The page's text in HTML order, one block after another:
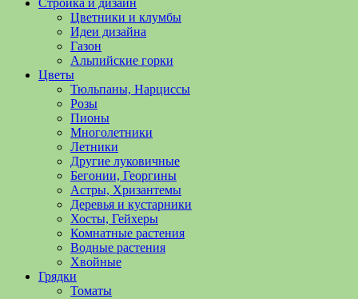
выращивании
Стройка и дизайн
Цветники и клумбы
Идеи дизайна
Газон
Альпийские горки
Цветы
Тюльпаны, Нарциссы
Розы
Пионы
Многолетники
Летники
Другие луковичные
Бегонии, Георгины
Астры, Хризантемы
Деревья и кустарники
Хосты, Гейхеры
Комнатные растения
Водные растения
Хвойные
Грядки
Томаты